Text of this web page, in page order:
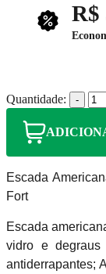
R$
Quantidade: -
Escada
Fort
Escada
vidro e
antiderrapantes;